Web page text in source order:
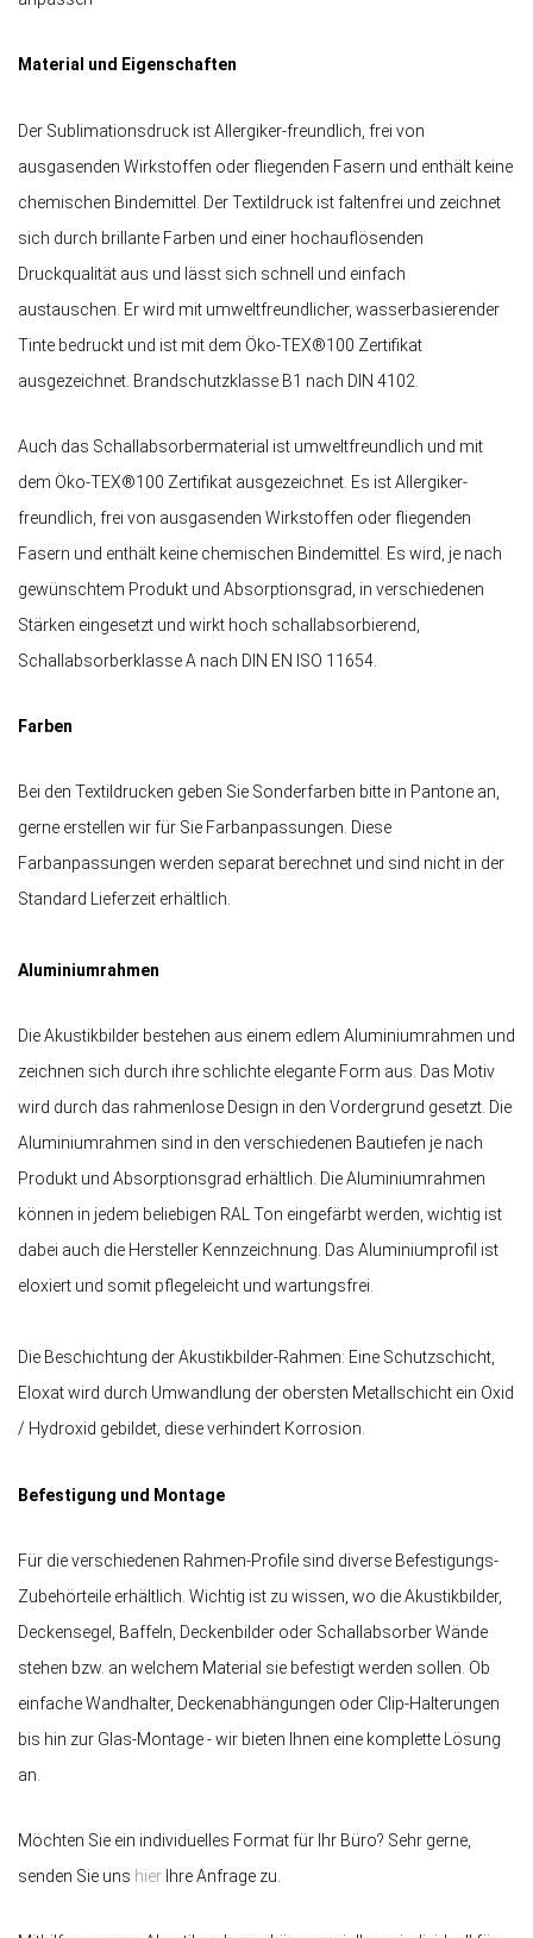
Material und Eigenschaften
Der Sublimationsdruck ist Allergiker-freundlich, frei von
ausgasenden Wirkstoffen oder fliegenden Fasern und enthält keine
chemischen Bindemittel. Der Textildruck ist faltenfrei und zeichnet
sich durch brillante Farben und einer hochauflösenden
Druckqualität aus und lässt sich schnell und einfach
austauschen. Er wird mit umweltfreundlicher, wasserbasierender
Tinte bedruckt und ist mit dem Öko-TEX®100 Zertifikat
ausgezeichnet. Brandschutzklasse B1 nach DIN 4102.
Auch das Schallabsorbermaterial ist umweltfreundlich und mit
dem Öko-TEX®100 Zertifikat ausgezeichnet. Es ist Allergiker-
freundlich, frei von ausgasenden Wirkstoffen oder fliegenden
Fasern und enthält keine chemischen Bindemittel. Es wird, je nach
gewünschtem Produkt und Absorptionsgrad, in verschiedenen
Stärken eingesetzt und wirkt hoch schallabsorbierend,
Schallabsorberklasse A nach DIN EN ISO 11654.
Farben
Bei den Textildrucken geben Sie Sonderfarben bitte in Pantone an,
gerne erstellen wir für Sie Farbanpassungen. Diese
Farbanpassungen werden separat berechnet und sind nicht in der
Standard Lieferzeit erhältlich.
Aluminiumrahmen
Die Akustikbilder bestehen aus einem edlem Aluminiumrahmen und
zeichnen sich durch ihre schlichte elegante Form aus. Das Motiv
wird durch das rahmenlose Design in den Vordergrund gesetzt. Die
Aluminiumrahmen sind in den verschiedenen Bautiefen je nach
Produkt und Absorptionsgrad erhältlich. Die Aluminiumrahmen
können in jedem beliebigen RAL Ton eingefärbt werden, wichtig ist
dabei auch die Hersteller Kennzeichnung. Das Aluminiumprofil ist
eloxiert und somit pflegeleicht und wartungsfrei.
Die Beschichtung der Akustikbilder-Rahmen: Eine Schutzschicht,
Eloxat wird durch Umwandlung der obersten Metallschicht ein Oxid
/ Hydroxid gebildet, diese verhindert Korrosion.
Befestigung und Montage
Für die verschiedenen Rahmen-Profile sind diverse Befestigungs-
Zubehörteile erhältlich. Wichtig ist zu wissen, wo die Akustikbilder,
Deckensegel, Baffeln, Deckenbilder oder Schallabsorber Wände
stehen bzw. an welchem Material sie befestigt werden sollen. Ob
einfache Wandhalter, Deckenabhängungen oder Clip-Halterungen
bis hin zur Glas-Montage - wir bieten Ihnen eine komplette Lösung
an.
Möchten Sie ein individuelles Format für Ihr Büro? Sehr gerne,
senden Sie uns hier Ihre Anfrage zu.